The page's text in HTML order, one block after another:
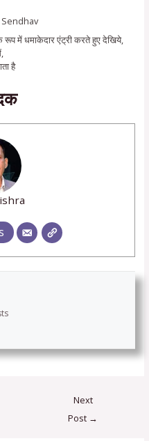
में धमाकेदार एंट्री करते हुए देखिये,
है
Next
Post →